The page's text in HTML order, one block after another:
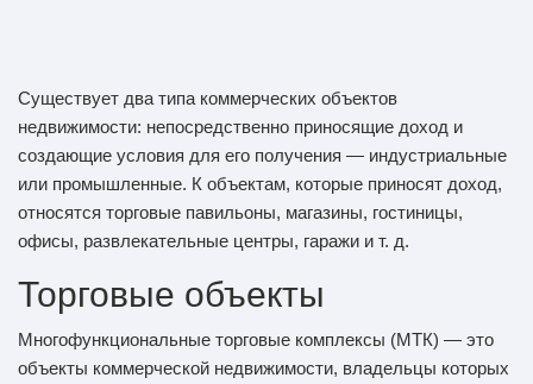
Существует два типа коммерческих объектов
недвижимости: непосредственно приносящие доход и
создающие условия для его получения — индустриальные
или промышленные. К объектам, которые приносят доход,
относятся торговые павильоны, магазины, гостиницы,
офисы, развлекательные центры, гаражи и т. д.
Торговые объекты
Многофункциональные торговые комплексы (МТК) — это
объекты коммерческой недвижимости, владельцы которых